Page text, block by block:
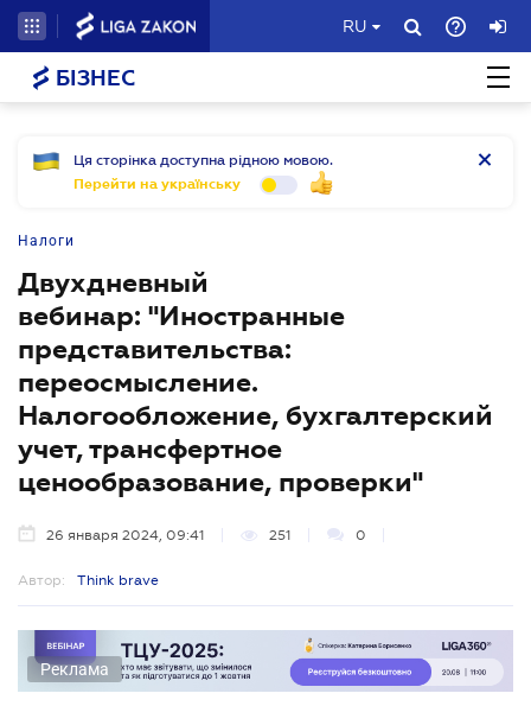
RU
БІЗНЕС
Ця сторінка доступна рідною мовою.
Перейти на українську
Налоги
Двухдневный
вебинар: "Иностранные
представительства:
переосмысление.
Налогообложение, бухгалтерский
учет, трансфертное
ценообразование, проверки"
26 января 2024, 09:41 251 0
Автор: Think brave
Реклама